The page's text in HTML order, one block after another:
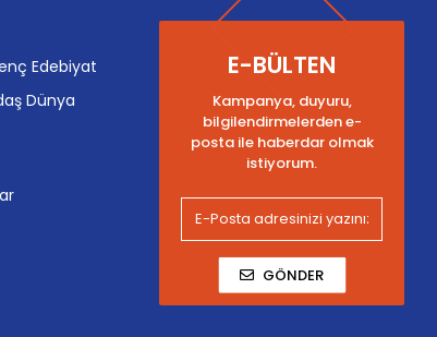
Edebiyat
Dünya
E-BÜLTEN
Kampanya, duyuru,
bilgilendirmelerden e-
posta ile haberdar olmak
istiyorum.
GÖNDER